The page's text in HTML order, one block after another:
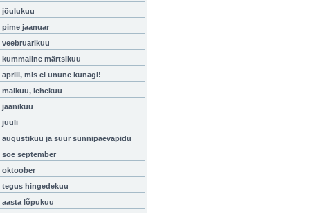
jõulukuu
pime jaanuar
veebruarikuu
kummaline märtsikuu
aprill, mis ei unune kunagi!
maikuu, lehekuu
jaanikuu
juuli
augustikuu ja suur sünnipäevapidu
soe september
oktoober
tegus hingedekuu
aasta lõpukuu